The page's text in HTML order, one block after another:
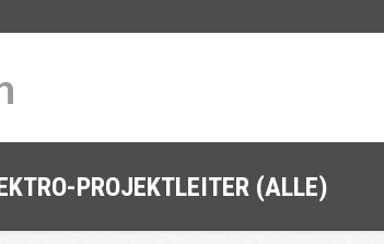
PROJEKTLEITER (ALLE)